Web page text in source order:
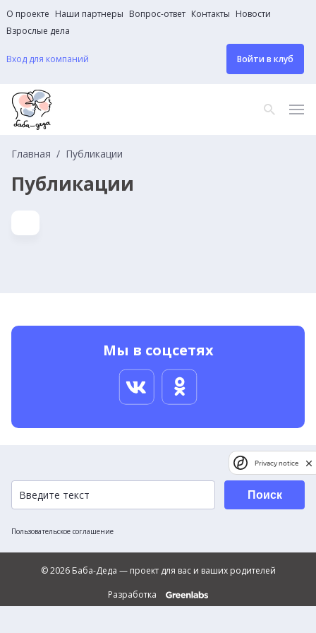
О проекте Наши партнеры Вопрос-ответ Контакты Новости
Взрослые дела
Вход для компаний Войти в клуб
Главная Публикации
Публикации
Мы в соцсетях
Пользовательское соглашение
Поиск
© 2026 Баба-Деда — проект для вас и ваших родителей
Разработка
Privacy notice